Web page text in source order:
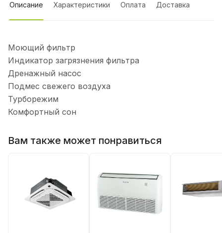
Описание Характеристики Оплата Доставка
Моющий фильтр
Индикатор загрязнения фильтра
Дренажный насос
Подмес свежего воздуха
Турборежим
Комфортный сон
Вам также может понравиться